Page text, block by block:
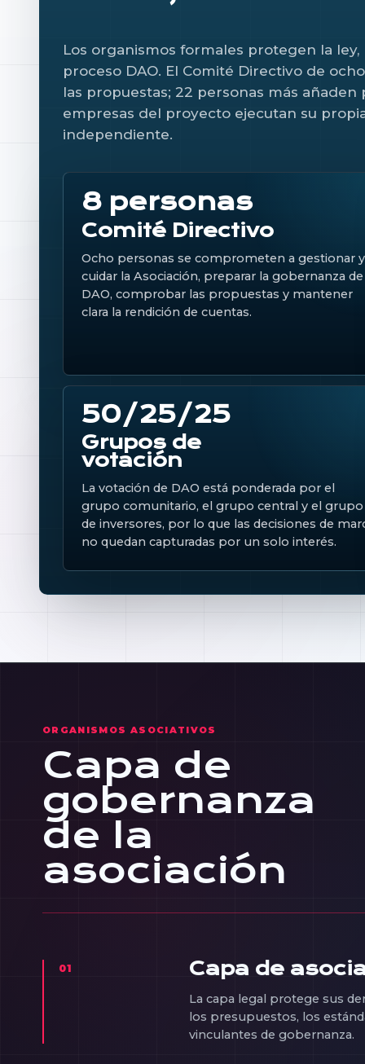
Los organismos formales protegen la
proceso DAO. El Comité Directivo de
las propuestas; 22 personas más
empresas del proyecto ejecutan su
independiente.
8 personas
Comité Directivo
Ocho personas se comprometen a gestionar y
cuidar la Asociación, preparar la gobernanza de
DAO, comprobar las propuestas y mantener
clara la rendición de cuentas.
50/25/25
Grupos de
votación
La votación de DAO está ponderada por el
grupo comunitario, el grupo central y el grupo
de inversores, por lo que las decisiones de
no quedan capturadas por un solo interés.
ORGANISMOS ASOCIATIVOS
Capa de
gobernanza
de la
asociación
01 Capa de
La capa legal protege sus
los presupuestos, los
vinculantes de gobernanza.